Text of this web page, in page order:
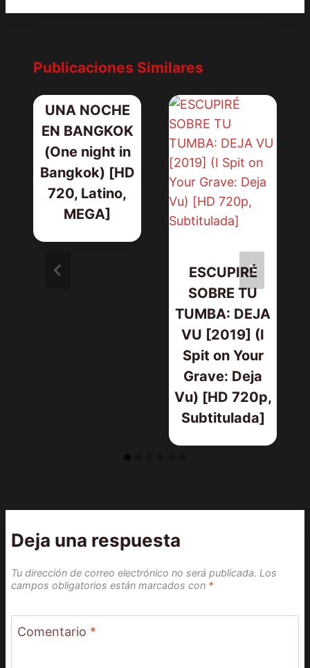
Publicaciones Similares
UNA NOCHE
EN BANGKOK
(One night in
Bangkok) [HD
720, Latino,
MEGA]
ESCUPIRÉ
SOBRE TU
TUMBA: DEJA
VU [2019] (I
Spit on Your
Grave: Deja
Vu) [HD 720p,
Subtitulada]
Deja una respuesta
Tu dirección de correo electrónico no será publicada. Los
campos obligatorios están marcados con *
Comentario *